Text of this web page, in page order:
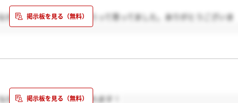
かったのでどうなんだろうって思ってました。ありがとうございま
ったので最終だと思われます！